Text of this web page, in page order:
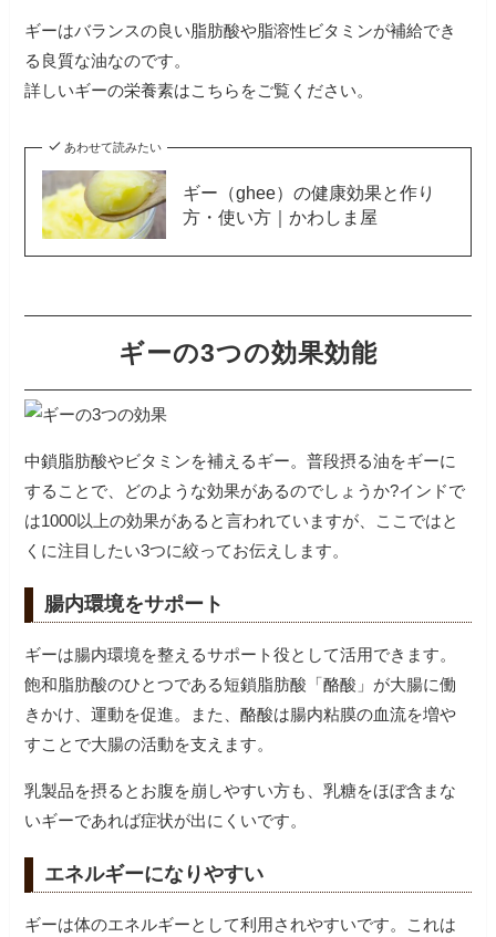
ギーはバランスの良い脂肪酸や脂溶性ビタミンが補給でき
る良質な油なのです。
あわせて読みたい
ギー（ghee）の健康効果と作り
方・使い方｜かわしま屋
ギーの3つの効果効能
中鎖脂肪酸やビタミンを補えるギー。普段摂る油をギーに
することで、どのような効果があるのでしょうか?インドで
は1000以上の効果があると言われていますが、ここではと
くに注目したい3つに絞ってお伝えします。
腸内環境をサポート
ギーは腸内環境を整えるサポート役として活用できます。
飽和脂肪酸のひとつである短鎖脂肪酸「酪酸」が大腸に働
きかけ、運動を促進。また、酪酸は腸内粘膜の血流を増や
すことで大腸の活動を支えます。
乳製品を摂るとお腹を崩しやすい方も、乳糖をほぼ含まな
エネルギーになりやすい
ギーは体のエネルギーとして利用されやすいです。これは